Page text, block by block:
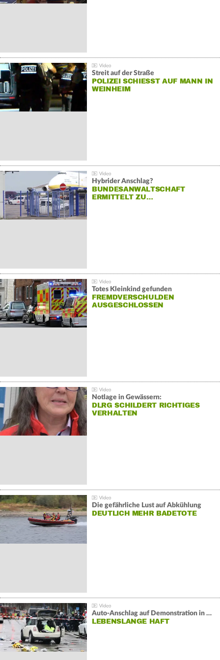
Streit auf der Straße
POLIZEI SCHIESST AUF MANN IN W
EINHEIM
Hybrider Anschlag?
BUNDESANWALTSCHAFT
ERMITTELT ZU…
Totes Kleinkind gefunden
FREMDVERSCHULDEN
AUSGESCHLOSSEN
Notlage in Gewässern:
DLRG SCHILDERT RICHTIGES
VERHALTEN
Die gefährliche Lust auf Abkühlung
DEUTLICH MEHR BADETOTE
Auto-Anschlag auf Demonstration in München:
LEBENSLANGE HAFT